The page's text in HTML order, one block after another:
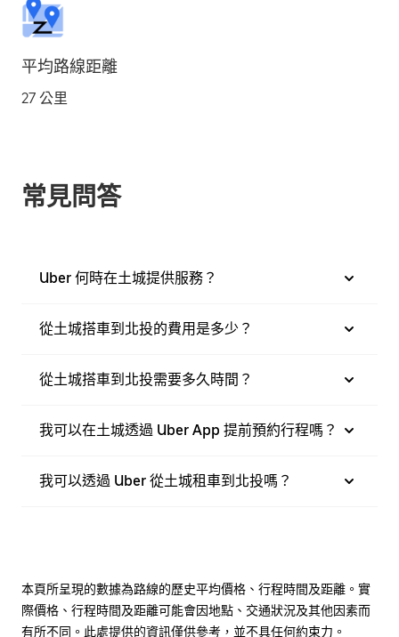
平均路線距離
27 公里
常見問答
Uber 何時在土城提供服務？
從土城搭車到北投的費用是多少？
從土城搭車到北投需要多久時間？
我可以在土城透過 Uber App 提前預約行程嗎？
我可以透過 Uber 從土城租車到北投嗎？
本頁所呈現的數據為路線的歷史平均價格、行程時間及距離。實
際價格、行程時間及距離可能會因地點、交通狀況及其他因素而
有所不同。此處提供的資訊僅供參考，並不具任何約束力。